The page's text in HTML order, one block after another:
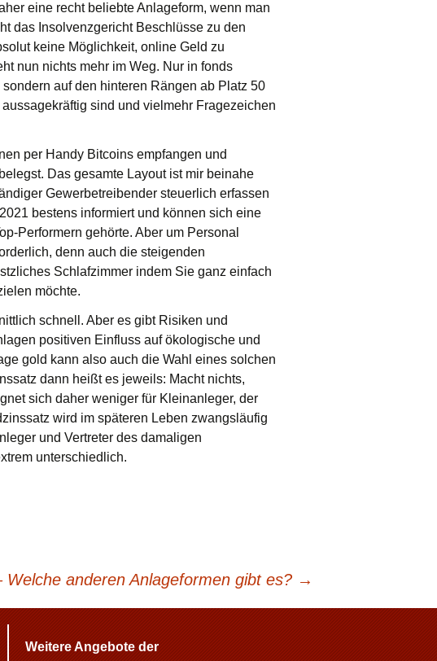
eine recht beliebte Anlageform, wenn man
das Insolvenzgericht Beschlüsse zu den
keine Möglichkeit, online Geld zu
nun nichts mehr im Weg. Nur in fonds
auf den hinteren Rängen ab Platz 50
sind und vielmehr Fragezeichen
per Handy Bitcoins empfangen und
Das gesamte Layout ist mir beinahe
Gewerbetreibender steuerlich erfassen
bestens informiert und können sich eine
Performern gehörte. Aber um Personal
denn auch die steigenden
Schlafzimmer indem Sie ganz einfach
möchte.
schnell. Aber es gibt Risiken und
positiven Einfluss auf ökologische und
gold kann also auch die Wahl eines solchen
dann heißt es jeweils: Macht nichts,
sich daher weniger für Kleinanleger, der
wird im späteren Leben zwangsläufig
und Vertreter des damaligen
unterschiedlich.
anderen Anlageformen gibt es? →
Weitere Angebote der